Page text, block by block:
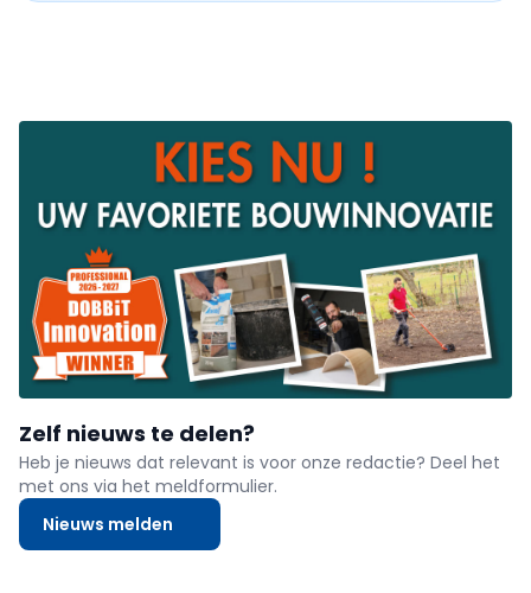
Zelf nieuws te delen?
Heb je nieuws dat relevant is voor onze redactie? Deel het
met ons via het meldformulier.
Nieuws melden